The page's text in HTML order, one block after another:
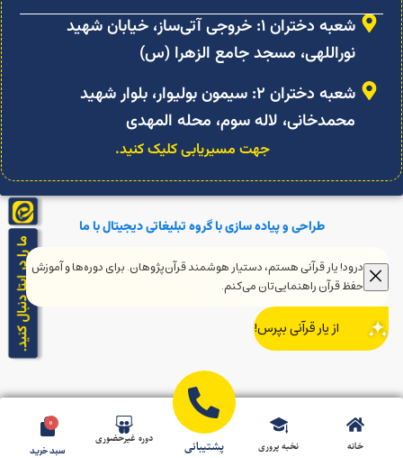
شعبه دختران ۱: خروجی آتی‌ساز، خیابان شهید
نوراللهی، مسجد جامع الزهرا (س)
شعبه دختران ۲: سیمون بولیوار، بلوار شهید
محمدخانی، لاله سوم، محله المهدی
جهت مسیریابی کلیک کنید.
خانه نخبه پروری پشتیبانی دوره غیرحضوری
0
سبد خرید
طراحی و پیاده سازی با گروه تبلیغاتی دیجیتال با ما